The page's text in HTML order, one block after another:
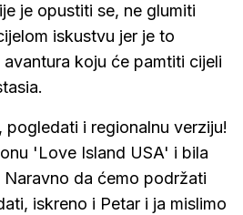
je opustiti se, ne glumiti
iskustvu jer je to
koju će pamtiti cijeli
i regionalnu verziju!
'Love Island USA' i bila
Naravno da ćemo podržati
iskreno i Petar i ja mislimo